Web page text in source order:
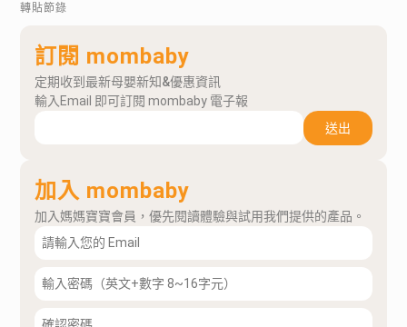
轉貼節錄
訂閱 mombaby
定期收到最新母嬰新知&優惠資訊
輸入Email 即可訂閱 mombaby 電子報
送出
加入 mombaby
加入媽媽寶寶會員，優先閱讀體驗與試用我們提供的產品。